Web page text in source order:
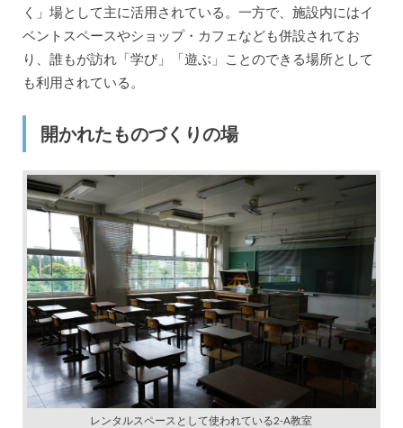
く」場として主に活用されている。一方で、施設内にはイ
ベントスペースやショップ・カフェなども併設されてお
り、誰もが訪れ「学び」「遊ぶ」ことのできる場所として
も利用されている。
開かれたものづくりの場
レンタルスペースとして使われている2-A教室